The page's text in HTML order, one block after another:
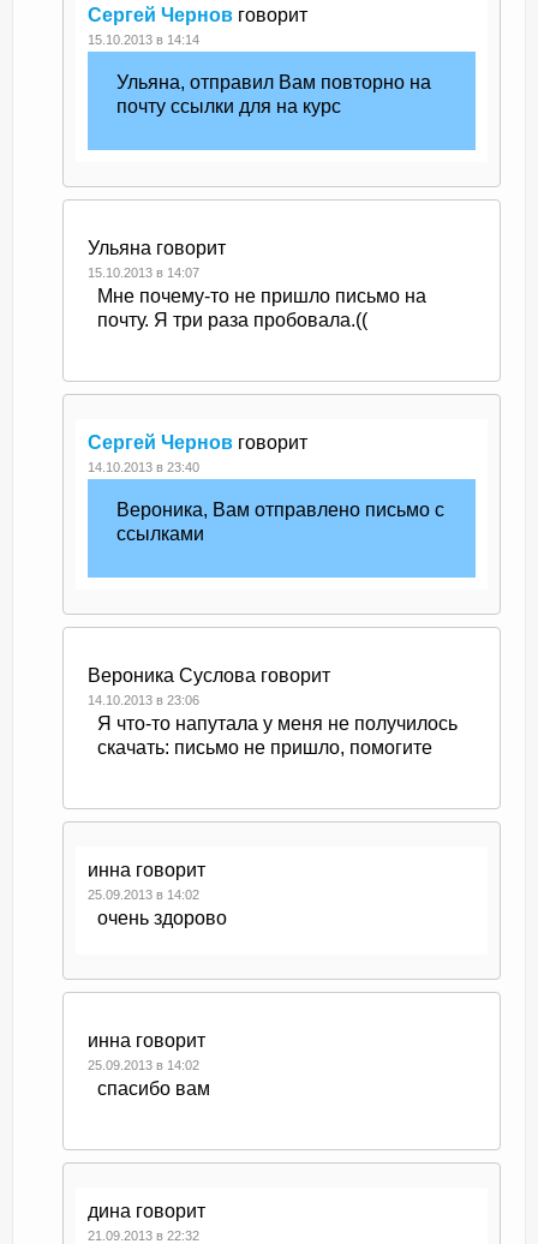
Сергей Чернов говорит
15.10.2013 в 14:14
Ульяна, отправил Вам повторно на
почту ссылки для на курс
Ульяна говорит
15.10.2013 в 14:07
Мне почему-то не пришло письмо на
почту. Я три раза пробовала.((
Сергей Чернов говорит
14.10.2013 в 23:40
Вероника, Вам отправлено письмо с
ссылками
Вероника Суслова говорит
14.10.2013 в 23:06
Я что-то напутала у меня не получилось
скачать: письмо не пришло, помогите
инна говорит
25.09.2013 в 14:02
очень здорово
инна говорит
25.09.2013 в 14:02
спасибо вам
дина говорит
21.09.2013 в 22:32